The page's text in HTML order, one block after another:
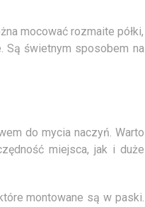
mocować rozmaite półki,
Są świetnym sposobem na
do mycia naczyń. Warto
miejsca, jak i duże
montowane są w paski.